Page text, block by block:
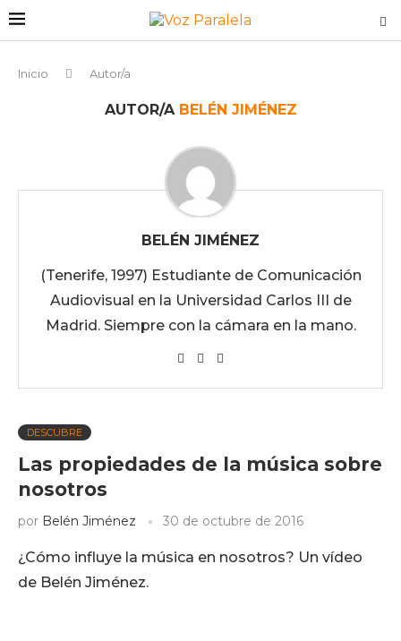
Inicio Autor/a
AUTOR/A BELÉN JIMÉNEZ
BELÉN JIMÉNEZ
(Tenerife, 1997) Estudiante de Comunicación
Audiovisual en la Universidad Carlos III de
Madrid. Siempre con la cámara en la mano.
DESCUBRE
Las propiedades de la música sobre
nosotros
por Belén Jiménez 30 de octubre de 2016
¿Cómo influye la música en nosotros? Un vídeo
de Belén Jiménez.